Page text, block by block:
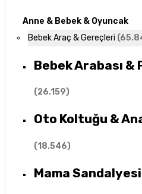
Anne & Bebek & Oyuncak
Bebek Araç & Gereçleri (
Bebek Arabası &
(26.159)
Oto Koltuğu &
(18.546)
Mama Sandalyesi